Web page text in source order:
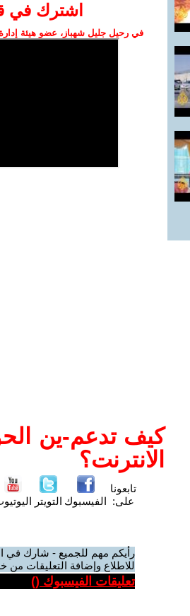
اشترك في
في رحيل جليل شهباز، عضو هيئة
كيف تدعم-ين
الانترنت؟
تابعونا
على: الفيسبوك التويتر
رأيكم مهم للجميع - شارك في
للاطلاع وإضافة التعليقات من
تعليقات الفيسبوك ()